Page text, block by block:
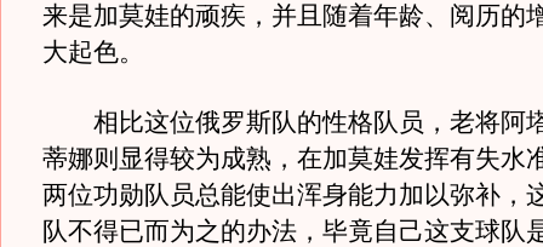
来是加莫娃的顽疾，并且随着年龄、阅历的
大起色。
相比这位俄罗斯队的性格队员，老将阿
蒂娜则显得较为成熟，在加莫娃发挥有失水
两位功勋队员总能使出浑身能力加以弥补，
队不得已而为之的办法，毕竟自己这支球队